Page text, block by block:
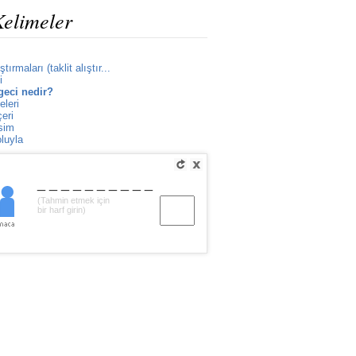
(taklit alıştır...
nedir?
(Tahmin etmek için
bir harf girin)